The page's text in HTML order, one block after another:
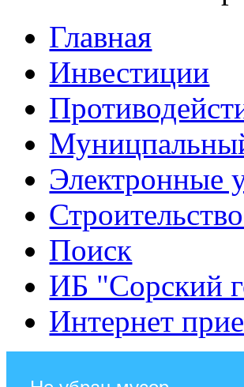
Главная
Инвестиции
Электронные
Поиск
ИБ "Сорский
Интернет